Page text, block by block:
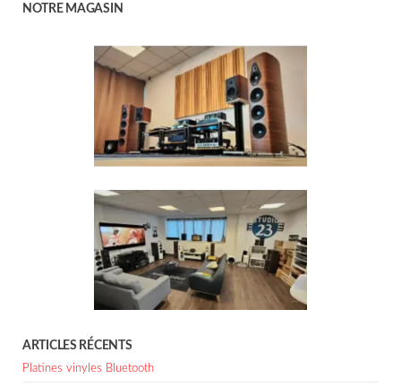
NOTRE MAGASIN
ARTICLES RÉCENTS
Platines vinyles Bluetooth